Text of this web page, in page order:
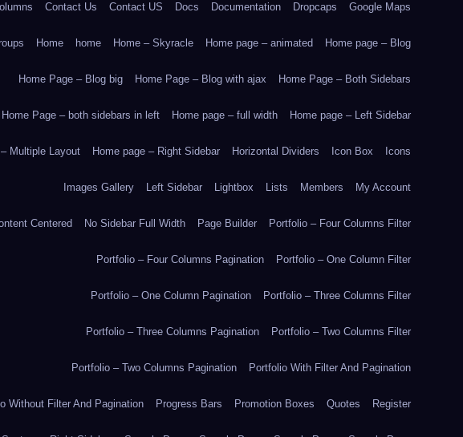
Contact Us Contact US Docs Documentation Dropcaps Google Maps
Home home Home – Skyracle Home page – animated Home page – Blog
Home Page – Blog big Home Page – Blog with ajax Home Page – Both Sidebars
Home Page – both sidebars in left Home page – full width Home page – Left Sidebar
Multiple Layout Home page – Right Sidebar Horizontal Dividers Icon Box Icons
Images Gallery Left Sidebar Lightbox Lists Members My Account
Centered No Sidebar Full Width Page Builder Portfolio – Four Columns Filter
Portfolio – Four Columns Pagination Portfolio – One Column Filter
Portfolio – One Column Pagination Portfolio – Three Columns Filter
Portfolio – Three Columns Pagination Portfolio – Two Columns Filter
Portfolio – Two Columns Pagination Portfolio With Filter And Pagination
Without Filter And Pagination Progress Bars Promotion Boxes Quotes Register